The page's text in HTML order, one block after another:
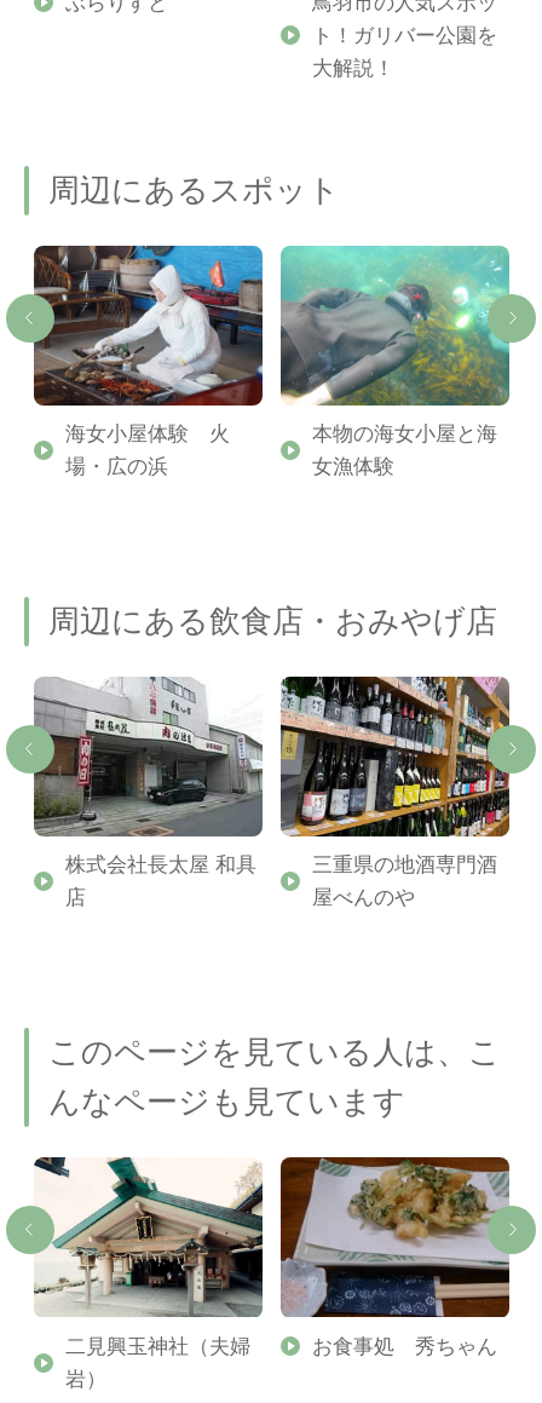
ト！ガリバー公園を
大解説！
周辺にあるスポット
海女小屋体験 火
場・広の浜
本物の海女小屋と海
女漁体験
周辺にある飲食店・おみやげ店
株式会社長太屋 和具
店
三重県の地酒専門酒
屋べんのや
このページを見ている人は、こ
んなページも見ています
二見興玉神社（夫婦
岩）
お食事処 秀ちゃん